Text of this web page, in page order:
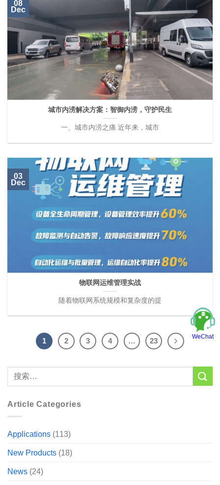
城市内涝解决方案：智御内涝，守护民生
一、城市内涝之痛 近年来，城市
08
Dec
物联网运维管理实战
随着物联网系统规模和复杂度的提
03
Dec
1 2 3 4 … 23
Article Categories
Applications (113)
New Products (18)
News (24)
WeChat